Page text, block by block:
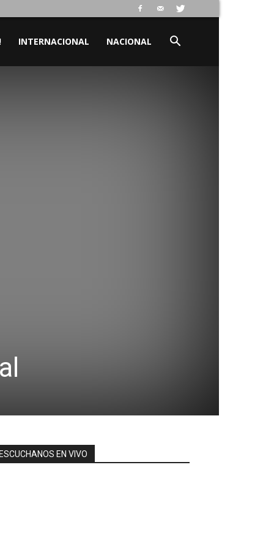
INTERNACIONAL NACIONAL
ESCUCHANOS EN VIVO